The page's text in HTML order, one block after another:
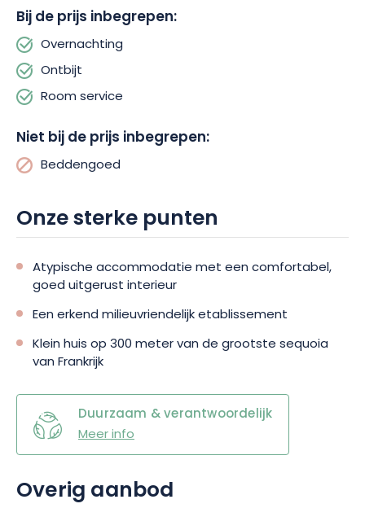
rondleiding door de permacultuurtuin en doe mee aan een
aantal spelletjes die Christophe voor je heeft bedacht.
Bij de prijs inbegrepen:
Overnachting
Ontbijt
Room service
Niet bij de prijs inbegrepen:
Beddengoed
Onze sterke punten
Atypische accommodatie met een comfortabel,
goed uitgerust interieur
Een erkend milieuvriendelijk etablissement
Klein huis op 300 meter van de grootste sequoia
van Frankrijk
Duurzaam & verantwoordelijk
Meer info
Overig aanbod